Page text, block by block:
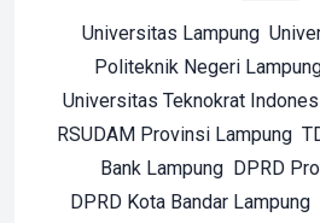
Universitas Lampung
Politeknik Negeri
Universitas Teknokrat
RSUDAM Provinsi Lampung
Bank Lampung DPRD
DPRD Kota Bandar Lampung